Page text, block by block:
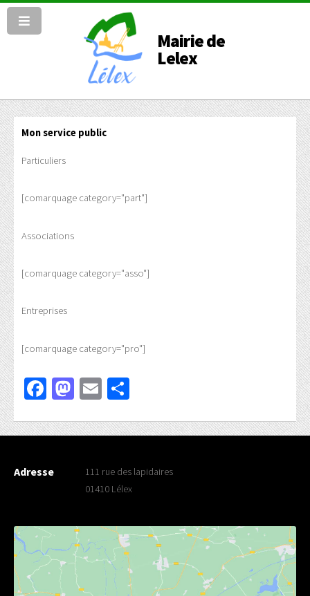
Mairie de
Lelex
Mon service public
Particuliers
[comarquage category="part"]
Associations
[comarquage category="asso"]
Entreprises
[comarquage category="pro"]
Facebook
Mastodon
Email
Adresse
111 rue des lapidaires
01410 Lélex